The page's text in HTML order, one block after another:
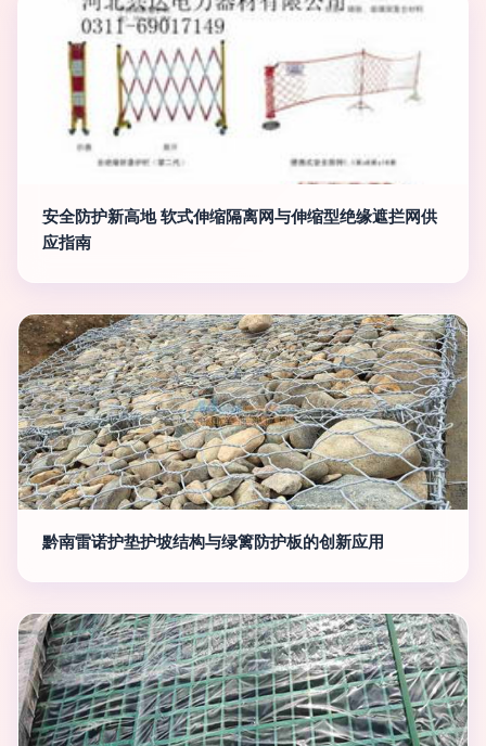
安全防护新高地 软式伸缩隔离网与伸缩型绝缘遮拦网供
应指南
黔南雷诺护垫护坡结构与绿篱防护板的创新应用